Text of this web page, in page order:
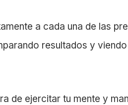
a cada una de las
resultados y
de ejercitar tu mente y